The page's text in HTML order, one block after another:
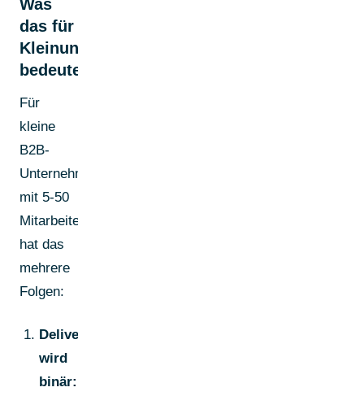
Was
das für
Kleinunternehmen
bedeutet
Für
kleine
B2B-
Unternehmen
mit 5-50
Mitarbeitenden
hat das
mehrere
Folgen:
Deliverability
wird
binär: